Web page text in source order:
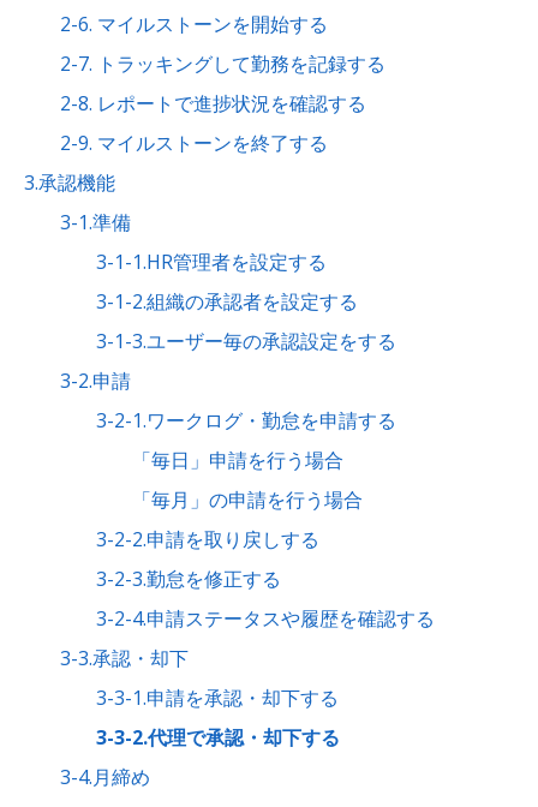
2-6. マイルストーンを開始する
2-7. トラッキングして勤務を記録する
2-8. レポートで進捗状況を確認する
2-9. マイルストーンを終了する
3.承認機能
3-1.準備
3-1-1.HR管理者を設定する
3-1-2.組織の承認者を設定する
3-1-3.ユーザー毎の承認設定をする
3-2.申請
3-2-1.ワークログ・勤怠を申請する
「毎日」申請を行う場合
「毎月」の申請を行う場合
3-2-2.申請を取り戻しする
3-2-3.勤怠を修正する
3-2-4.申請ステータスや履歴を確認する
3-3.承認・却下
3-3-1.申請を承認・却下する
3-3-2.代理で承認・却下する
3-4.月締め